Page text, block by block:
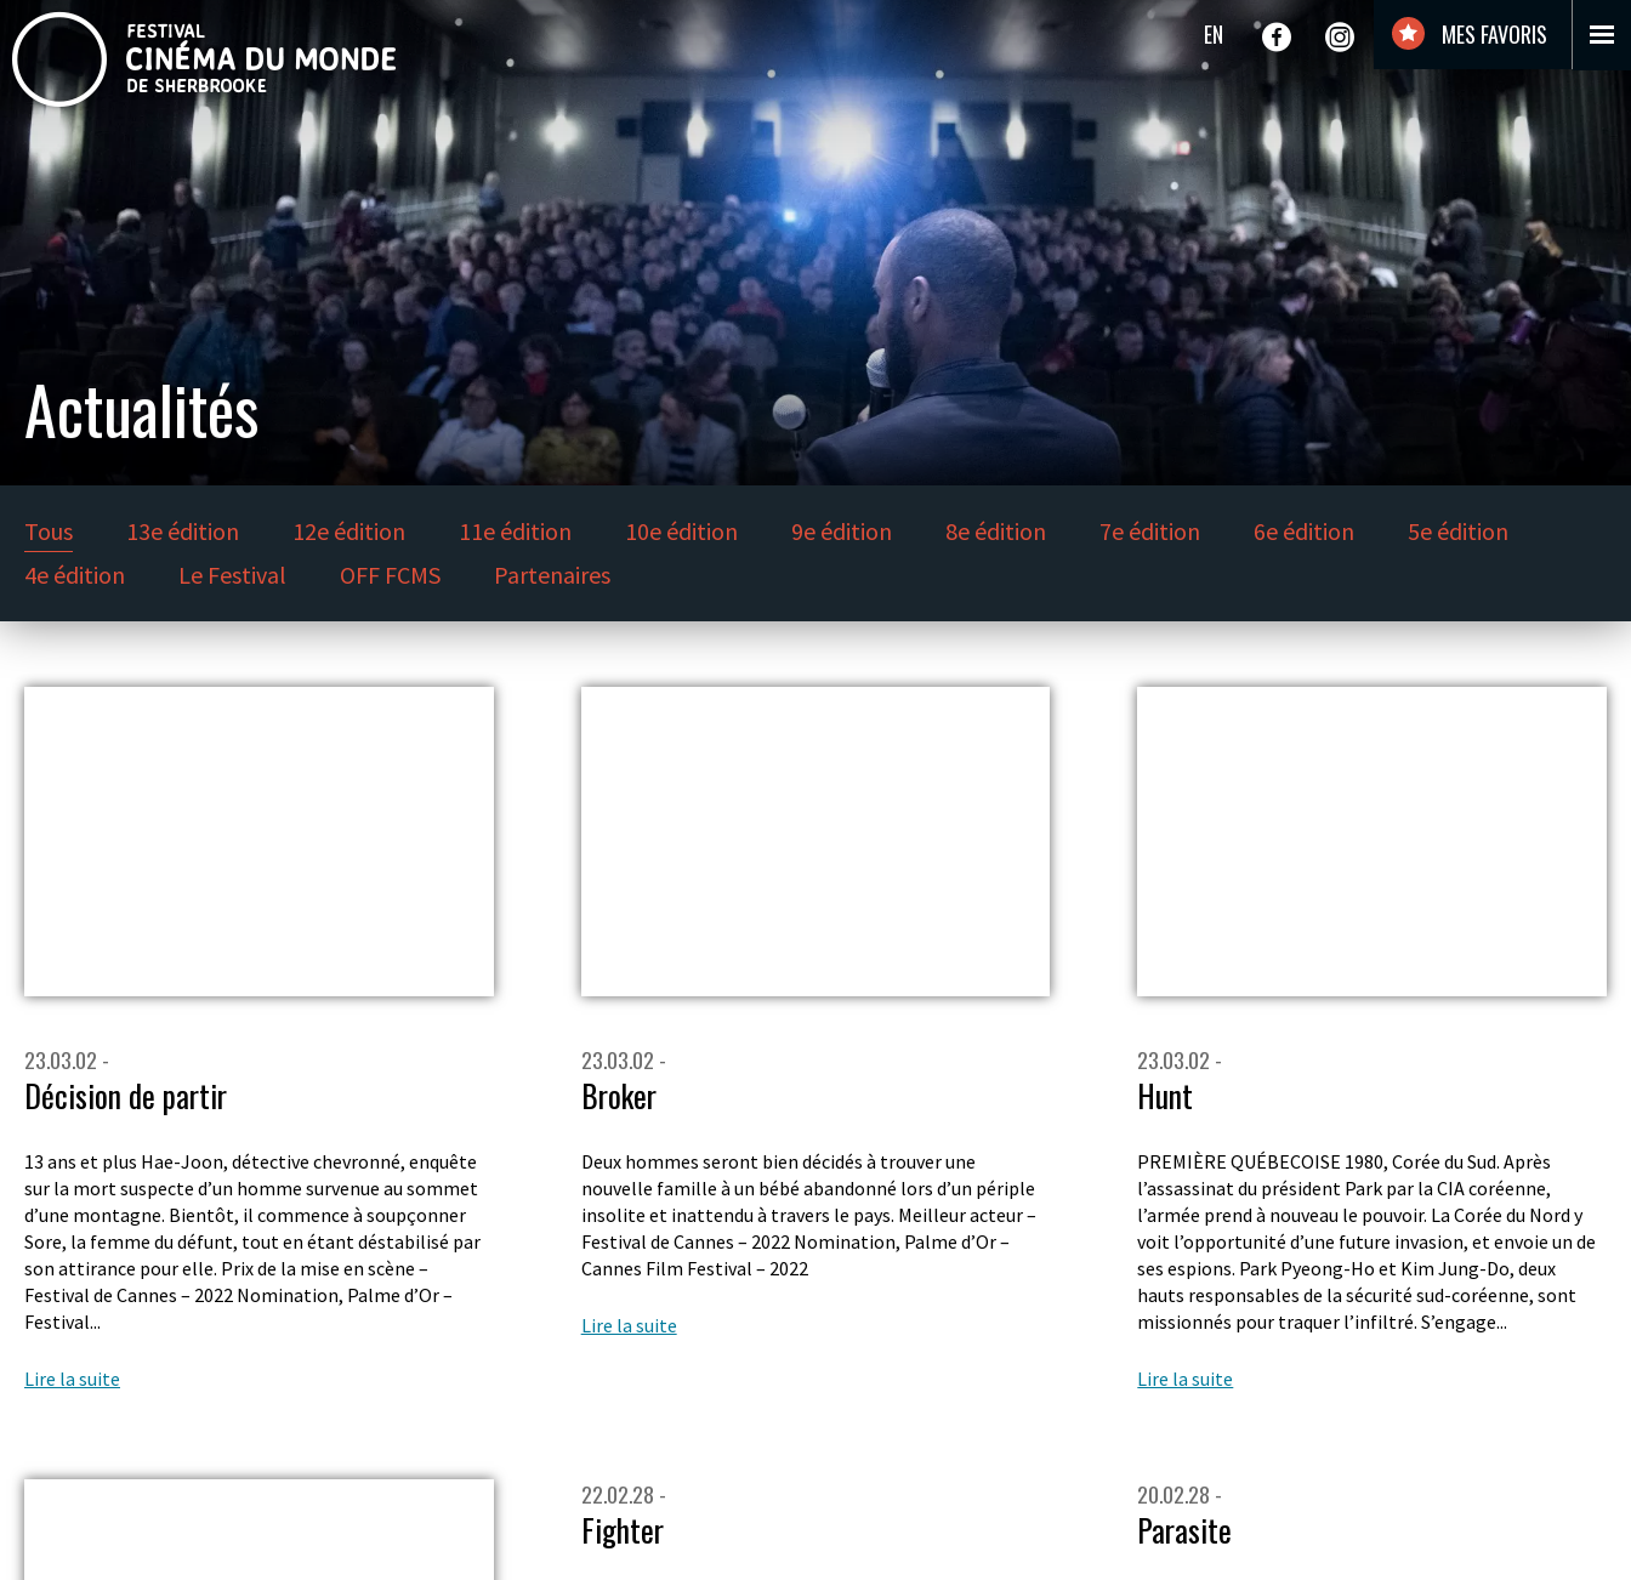
EN MES FAVORIS
Actualités
Tous 13e édition 12e édition 11e édition 10e édition 9e édition 8e édition 7e édition 6e édition
5e édition
4e édition
Le Festival OFF FCMS Partenaires
23.03.02 -
Décision de partir
13 ans et plus Hae-Joon, détective chevronné, enquête
sur la mort suspecte d’un homme survenue au sommet
d’une montagne. Bientôt, il commence à soupçonner
Sore, la femme du défunt, tout en étant déstabilisé par
son attirance pour elle. Prix de la mise en scène –
Festival de Cannes – 2022 Nomination, Palme d’Or –
Festival...
Lire la suite
23.03.02 -
Broker
Deux hommes seront bien décidés à trouver une
nouvelle famille à un bébé abandonné lors d’un périple
insolite et inattendu à travers le pays. Meilleur acteur –
Festival de Cannes – 2022 Nomination, Palme d’Or –
Cannes Film Festival – 2022
Lire la suite
23.03.02 -
Hunt
PREMIÈRE QUÉBECOISE 1980, Corée du Sud. Après
l’assassinat du président Park par la CIA coréenne,
l’armée prend à nouveau le pouvoir. La Corée du Nord y
voit l’opportunité d’une future invasion, et envoie un de
ses espions. Park Pyeong-Ho et Kim Jung-Do, deux
hauts responsables de la sécurité sud-coréenne, sont
missionnés pour traquer l’infiltré. S’engage...
Lire la suite
22.02.28 -
Fighter
20.02.28 -
Parasite